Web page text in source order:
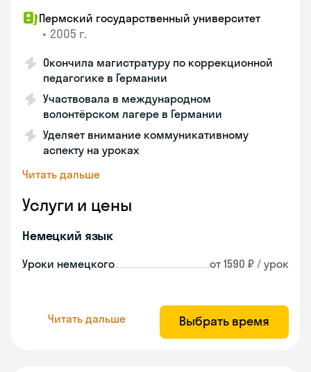
Пермский государственный университет
• 2005 г.
Окончила магистратуру по коррекционной
педагогике в Германии
Участвовала в международном
волонтёрском лагере в Германии
Уделяет внимание коммуникативному
аспекту на уроках
Читать дальше
Услуги и цены
Немецкий язык
Уроки немецкого от 1590 ₽ / урок
Читать дальше Выбрать время